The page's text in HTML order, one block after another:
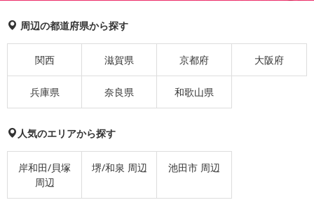
周辺の都道府県から探す
関西 滋賀県 京都府 大阪府
兵庫県 奈良県 和歌山県
人気のエリアから探す
岸和田/貝塚
周辺
堺/和泉 周辺 池田市 周辺